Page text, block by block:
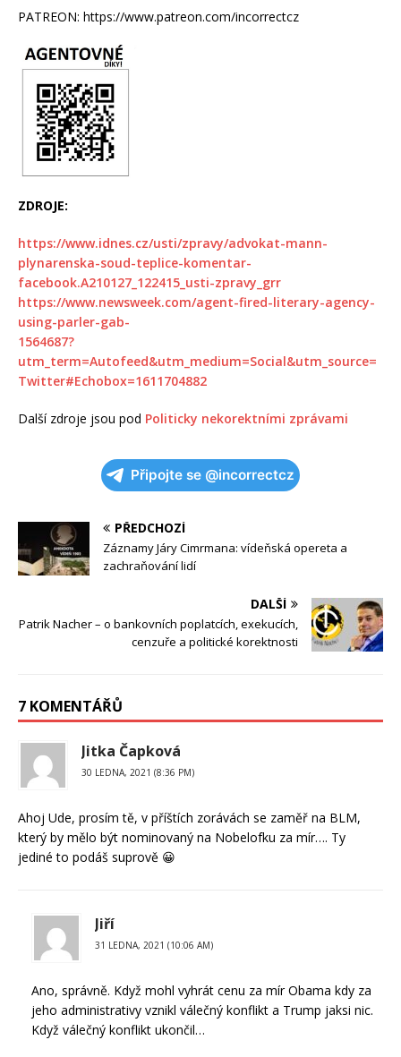
PATREON: https://www.patreon.com/incorrectcz
ZDROJE:
https://www.idnes.cz/usti/zpravy/advokat-mann-
plynarenska-soud-teplice-komentar-
facebook.A210127_122415_usti-zpravy_grr
https://www.newsweek.com/agent-fired-literary-agency-
using-parler-gab-
1564687?
utm_term=Autofeed&utm_medium=Social&utm_source=
Twitter#Echobox=1611704882
Další zdroje jsou pod Politicky nekorektními zprávami
Připojte se @incorrectcz
PŘEDCHOZÍ
Záznamy Járy Cimrmana: vídeňská opereta a
zachraňování lidí
DALŠÍ
Patrik Nacher – o bankovních poplatcích, exekucích,
cenzuře a politické korektnosti
7 KOMENTÁŘŮ
Jitka Čapková
30 LEDNA, 2021 (8:36 PM)
Ahoj Ude, prosím tě, v příštích zorávách se zaměř na BLM,
který by mělo být nominovaný na Nobelofku za mír…. Ty
jediné to podáš suprově 😀
Jiří
31 LEDNA, 2021 (10:06 AM)
Ano, správně. Když mohl vyhrát cenu za mír Obama kdy za
jeho administrativy vznikl válečný konflikt a Trump jaksi nic.
Když válečný konflikt ukončil…